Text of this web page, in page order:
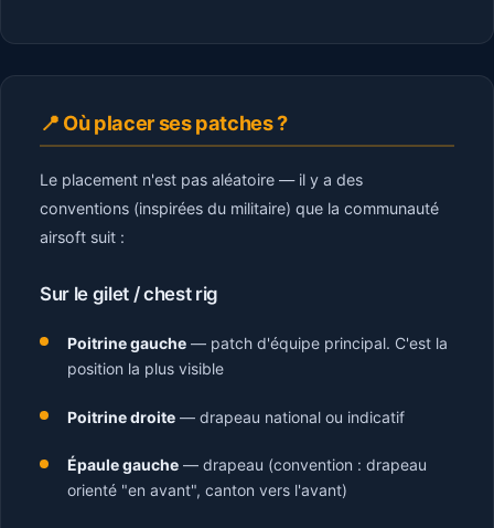
📍 Où placer ses patches ?
Le placement n'est pas aléatoire — il y a des
conventions (inspirées du militaire) que la communauté
airsoft suit :
Sur le gilet / chest rig
Poitrine gauche — patch d'équipe principal. C'est la
position la plus visible
Poitrine droite — drapeau national ou indicatif
Épaule gauche — drapeau (convention : drapeau
orienté "en avant", canton vers l'avant)